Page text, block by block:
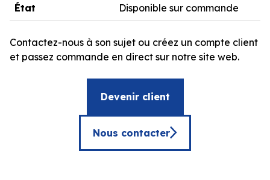
État Disponible sur commande
Contactez-nous à son sujet ou créez un compte client
et passez commande en direct sur notre site web.
Devenir client
Nous contacter